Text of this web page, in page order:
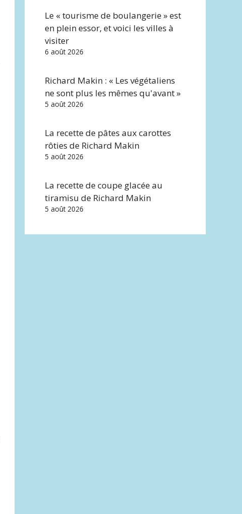
Le « tourisme de boulangerie » est
en plein essor, et voici les villes à
visiter
6 août 2026
Richard Makin : « Les végétaliens
ne sont plus les mêmes qu'avant »
5 août 2026
La recette de pâtes aux carottes
rôties de Richard Makin
5 août 2026
La recette de coupe glacée au
tiramisu de Richard Makin
5 août 2026